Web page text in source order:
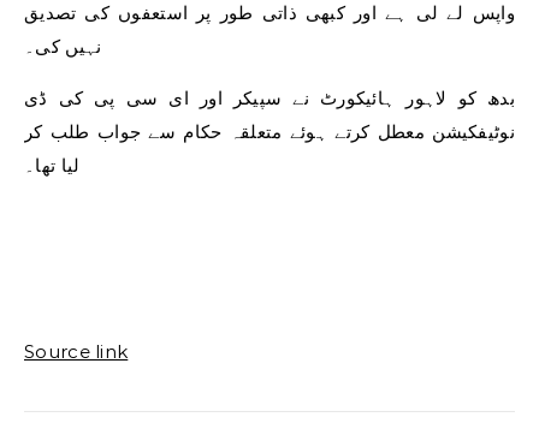
واپس لے لی ہے اور کبھی ذاتی طور پر استعفوں کی تصدیق
نہیں کی۔
بدھ کو لاہور ہائیکورٹ نے سپیکر اور ای سی پی کی ڈی
نوٹیفکیشن معطل کرتے ہوئے متعلقہ حکام سے جواب طلب کر
لیا تھا۔
Source link